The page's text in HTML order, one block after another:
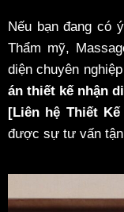
Nếu bạn đang có
Thẩm mỹ,
diện chuyên
án thiết kế nhận
[Liên hệ Thiết Kế
được sự tư vấn